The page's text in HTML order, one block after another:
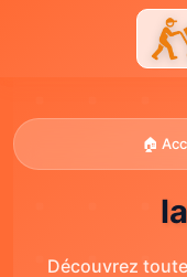
🏠
Découvrez